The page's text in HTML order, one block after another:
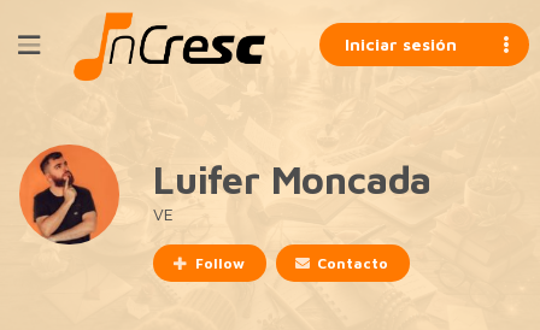
Iniciar sesión
Luifer Moncada
VE
Follow Contacto